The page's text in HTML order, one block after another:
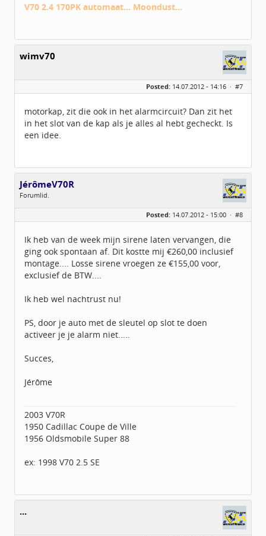
V70 2.4 170PK automaat... Moondust...
wimv70
Posted: 14.07.2012 - 14:16 · #7
motorkap, zit die ook in het alarmcircuit? Dan zit het
in het slot van de kap als je alles al hebt gecheckt. Is
een idee.
JérômeV70R
Forumlid.
Berichten:
114
Posted: 14.07.2012 - 15:00 · #8
Ik heb van de week mijn sirene laten vervangen, die
ging ook spontaan af. Dit kostte mij €260,00 inclusief
montage.... Losse sirene vroegen ze €155,00 voor,
exclusief de BTW....
Ik heb wel nachtrust nu!
PS, door je auto met de sleutel op slot te doen
activeer je je alarm niet.....
Succes,
Jérôme
2003 V70R
1950 Cadillac Coupe de Ville
1956 Oldsmobile Super 88
ex: 1998 V70 2.5 SE
...